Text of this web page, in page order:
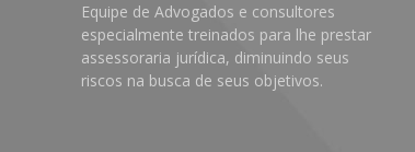
Equipe de Advogados e consultores
especialmente treinados para lhe prestar
assessoraria jurídica, diminuindo seus
riscos na busca de seus objetivos.